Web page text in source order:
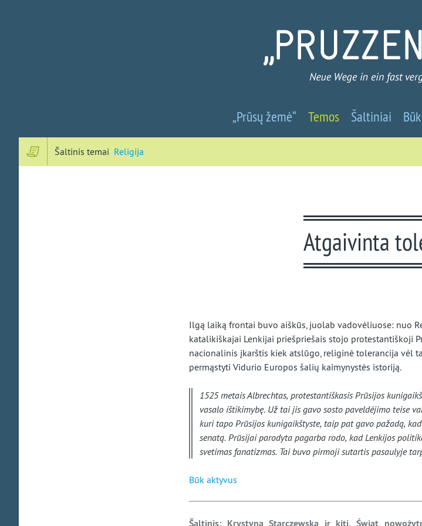
žemė
-
keliai
beveik
kraštą
„Prūsų žemė“ Temos Šaltiniai
Šaltinis temai Religija
Atgaivinta
Ilgą laiką frontai buvo aiškūs, juolab vadovėliuose: nuo
katalikiškajai Lenkijai priešpriešais stojo protestantiškoji
nacionalinis įkarštis kiek atslūgo, religinė tolerancija vėl
permąstyti Vidurio Europos šalių kaimynystės istoriją.
1525 metais Albrechtas, protestantiškasis Prūsijos
vasalo ištikimybę. Už tai jis gavo sosto paveldėjimo teise
kuri tapo Prūsijos kunigaikštyste, taip pat gavo pažadą,
senatą. Prūsijai parodyta pagarba rodo, kad Lenkijos
svetimas fanatizmas. Tai buvo pirmoji sutartis pasaulyje
Būk aktyvus
Šaltinis: Krystyna Starczewska ir kiti. Świat